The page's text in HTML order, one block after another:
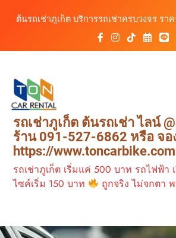
ต้นรถเช่าภูเก็ต บริการรถเช่าครบวงจร รา
เดินทางสะดวกทุกเส้นทาง
เช่ารถมอเตอร์ไซค์ภูเก็ต กับต้นรถเช่า เดินท
สะดวก ราคาประหยัด เริ่มต้นเพียง 150 บ
เลือกหลากหลาย พร้อมบริการ 24 ชั่วโมง
วิเคราะห์ตลาดรถเช่าภูเก็ต 3 เดือนข้างหน้า:
สิงหาคม–ตุลาคม 2569
ต้นรถเช่าภูเก็ต บริการรถเช่าครบวงจร รา
เดินทางสะดวกทุกเส้นทาง
เช่ารถมอเตอร์ไซค์ภูเก็ต กับต้นรถเช่า เดิน
สะดวก ราคาประหยัด เริ่มต้นเพียง 150 บาท
รถเช่าภูเก็ต ต้นรถเช่า ไลน์
ร้าน 091-527-6862 หรือ จอ
https://www.toncarbike.com
รถเช่าภูเก็ต เริ่มแค่ 500 บาท รถไฟฟ้า
ไซค์เริ่ม 150 บาท
ถูกจริง ไม่จกตา